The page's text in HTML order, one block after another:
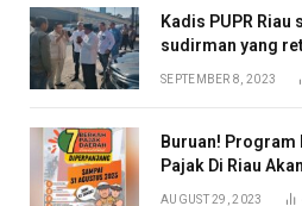
Kadis PUPR
sudirman yang
SEPTEMBER 8, 2023
Buruan! Program
Pajak Di Riau
AUGUST 29, 2023